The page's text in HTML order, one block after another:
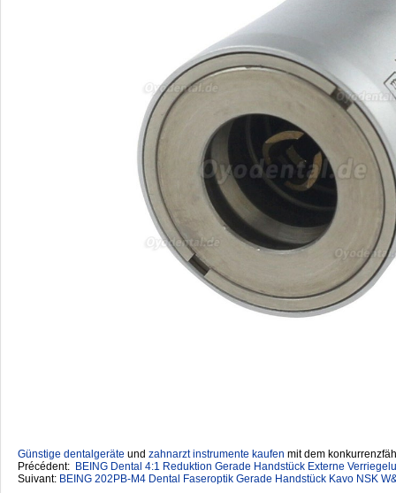
Günstige dentalgeräte ‎ und zahnarzt instrumente kaufen mit dem
Précédent: BEING Dental 4:1 Reduktion Gerade Handstück Externe
Suivant: BEING 202PB-M4 Dental Faseroptik Gerade Handstück Kavo NSK